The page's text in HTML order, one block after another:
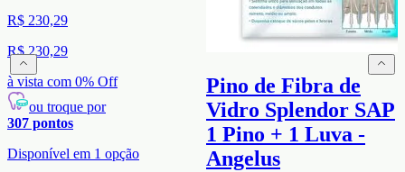
R$ 230,29
R$ 230,29
à vista com 0% Off
ou troque por
307 pontos
Disponível em 1 opção
Pino de Fibra de
Vidro Splendor SAP
1 Pino + 1 Luva -
Angelus